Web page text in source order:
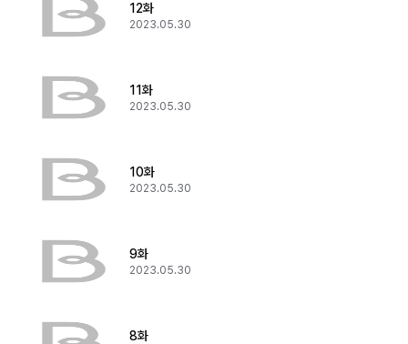
12화
2023.05.30
11화
2023.05.30
10화
2023.05.30
9화
2023.05.30
8화